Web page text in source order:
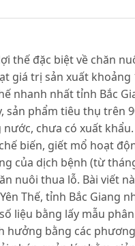
thế đặc biệt về chăn
giá trị sản xuất khoảng
nhanh nhất tỉnh Bắc
sản phẩm tiêu thụ trên
chưa có xuất
biến, giết mổ hoạt
của dịch bệnh (từ
nuôi thua lỗ. Bài viết
Thế, tỉnh Bắc Giang
liệu bằng lấy mẫu
hưởng bằng các